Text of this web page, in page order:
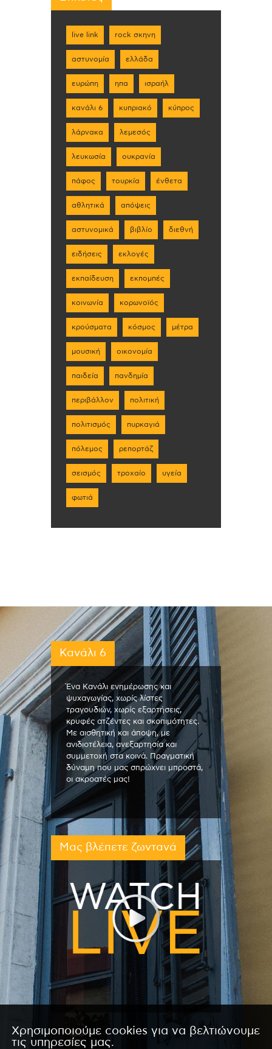
live link rock σκηνη
αστυνομία ελλάδα
ευρώπη ηπα ισραήλ
κανάλι 6 κυπριακό κύπρος
λάρνακα λεμεσός
λευκωσία ουκρανία
πάφος τουρκία ένθετα
αθλητικά απόψεις
αστυνομικά βιβλίο διεθνή
ειδήσεις εκλογές
εκπαίδευση εκπομπές
κοινωνία κορωνοϊός
κρούσματα κόσμος μέτρα
μουσική οικονομία
παιδεία πανδημία
περιβάλλον πολιτική
πολιτισμός πυρκαγιά
πόλεμος ρεπορτάζ
σεισμός τροχαίο υγεία
φωτιά
Κανάλι 6
Ένα Κανάλι ενημέρωσης και
ψυχαγωγίας, χωρίς λίστες
τραγουδιών, χωρίς εξαρτήσεις,
κρυφές ατζέντες και σκοπιμότητες.
Με αισθητική και άποψη, με
ανιδιοτέλεια, ανεξαρτησία και
συμμετοχή στα κοινά. Πραγματική
δύναμη που μας σπρώχνει μπροστά,
οι ακροατές μας!
Μας βλέπετε ζωντανά
Χρησιμοποιούμε cookies για να βελτιώνουμε
τις υπηρεσίες μας.